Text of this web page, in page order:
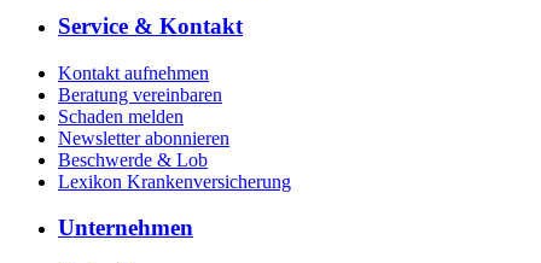
Service & Kontakt
Kontakt aufnehmen
Beratung vereinbaren
Schaden melden
Newsletter abonnieren
Beschwerde & Lob
Lexikon Krankenversicherung
Unternehmen